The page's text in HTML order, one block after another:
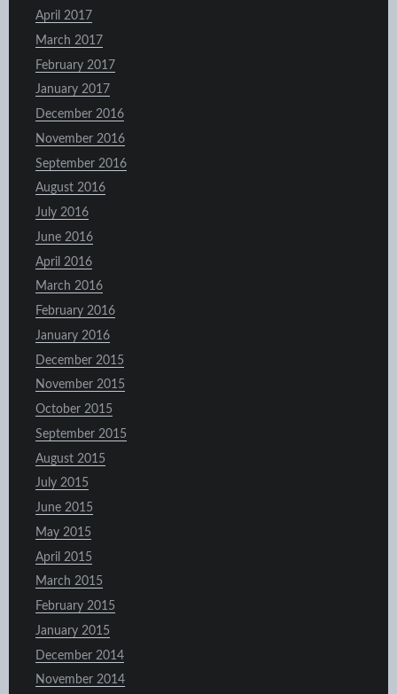
April 2017
March 2017
February 2017
January 2017
December 2016
November 2016
September 2016
August 2016
July 2016
June 2016
April 2016
March 2016
February 2016
January 2016
December 2015
November 2015
October 2015
September 2015
August 2015
July 2015
June 2015
May 2015
April 2015
March 2015
February 2015
January 2015
December 2014
November 2014